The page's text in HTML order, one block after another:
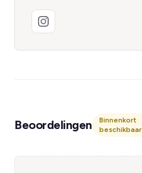
Beoordelingen
Binnenkort
beschikbaar